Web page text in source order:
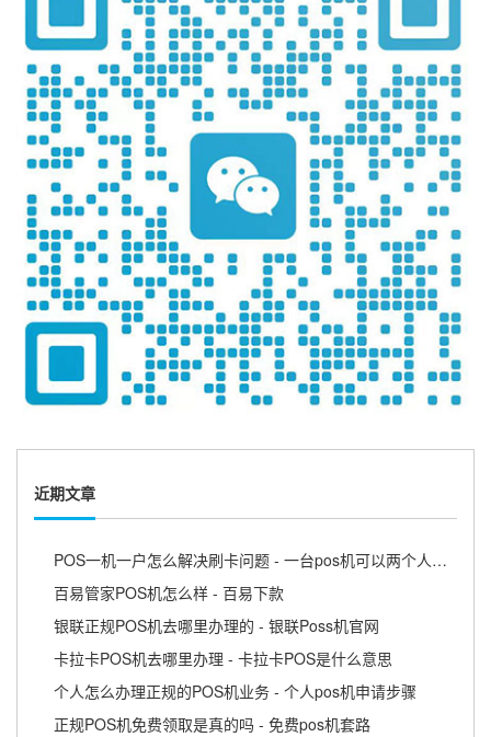
近期文章
POS一机一户怎么解决刷卡问题 - 一台pos机可以两个人用吗
百易管家POS机怎么样 - 百易下款
银联正规POS机去哪里办理的 - 银联Poss机官网
卡拉卡POS机去哪里办理 - 卡拉卡POS是什么意思
个人怎么办理正规的POS机业务 - 个人pos机申请步骤
正规POS机免费领取是真的吗 - 免费pos机套路